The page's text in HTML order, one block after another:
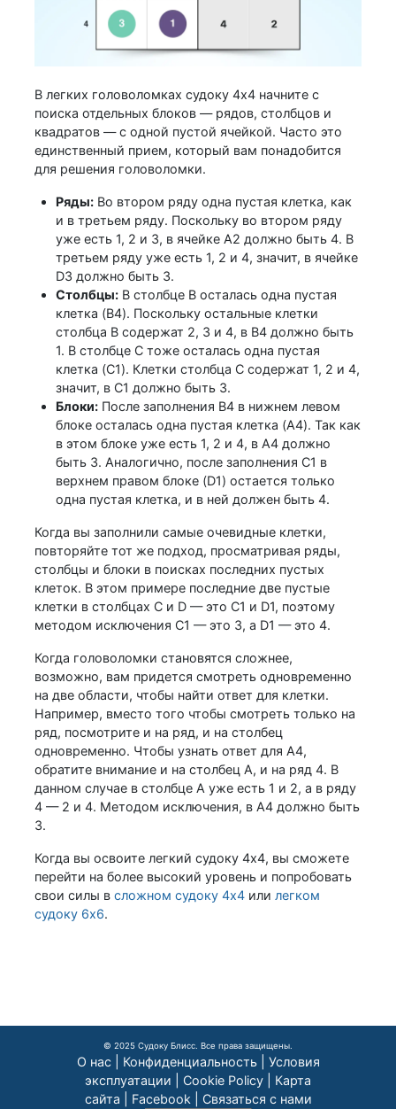
В легких головоломках судоку 4x4 начните с
поиска отдельных блоков — рядов, столбцов и
квадратов — с одной пустой ячейкой. Часто это
единственный прием, который вам понадобится
для решения головоломки.
Ряды: Во втором ряду одна пустая клетка, как
и в третьем ряду. Поскольку во втором ряду
уже есть 1, 2 и 3, в ячейке A2 должно быть 4. В
третьем ряду уже есть 1, 2 и 4, значит, в ячейке
D3 должно быть 3.
Столбцы: В столбце B осталась одна пустая
клетка (B4). Поскольку остальные клетки
столбца B содержат 2, 3 и 4, в B4 должно быть
1. В столбце C тоже осталась одна пустая
клетка (C1). Клетки столбца C содержат 1, 2 и 4,
значит, в C1 должно быть 3.
Блоки: После заполнения B4 в нижнем левом
блоке осталась одна пустая клетка (A4). Так как
в этом блоке уже есть 1, 2 и 4, в A4 должно
быть 3. Аналогично, после заполнения C1 в
верхнем правом блоке (D1) остается только
одна пустая клетка, и в ней должен быть 4.
Когда вы заполнили самые очевидные клетки,
повторяйте тот же подход, просматривая ряды,
столбцы и блоки в поисках последних пустых
клеток. В этом примере последние две пустые
клетки в столбцах C и D — это C1 и D1, поэтому
методом исключения C1 — это 3, а D1 — это 4.
Когда головоломки становятся сложнее,
возможно, вам придется смотреть одновременно
на две области, чтобы найти ответ для клетки.
Например, вместо того чтобы смотреть только на
ряд, посмотрите и на ряд, и на столбец
одновременно. Чтобы узнать ответ для A4,
обратите внимание и на столбец A, и на ряд 4. В
данном случае в столбце A уже есть 1 и 2, а в ряду
4 — 2 и 4. Методом исключения, в A4 должно быть
3.
Когда вы освоите легкий судоку 4x4, вы сможете
перейти на более высокий уровень и попробовать
свои силы в сложном судоку 4x4 или легком
судоку 6x6.
© 2025 Судоку Блисс. Все права защищены.
О нас| Конфиденциальность| Условия
эксплуатации
Cookie Policy
Карта
сайта
Facebook Связаться с нами